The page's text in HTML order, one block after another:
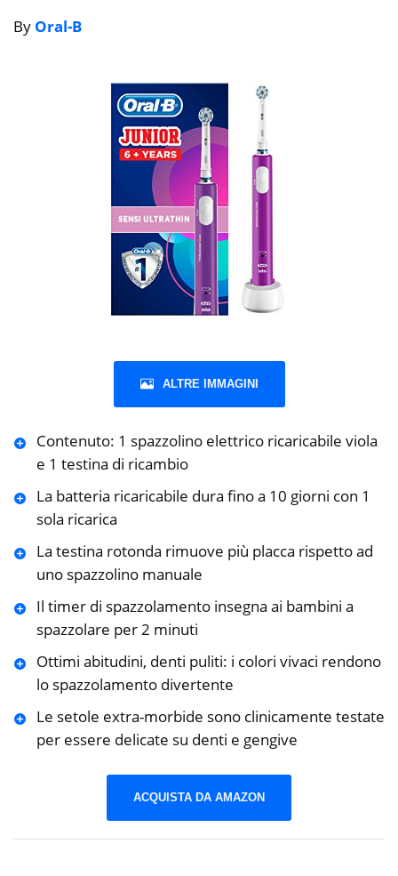
By Oral-B
ALTRE IMMAGINI
Contenuto: 1 spazzolino elettrico ricaricabile viola
e 1 testina di ricambio
La batteria ricaricabile dura fino a 10 giorni con 1
sola ricarica
La testina rotonda rimuove più placca rispetto ad
uno spazzolino manuale
Il timer di spazzolamento insegna ai bambini a
spazzolare per 2 minuti
Ottimi abitudini, denti puliti: i colori vivaci rendono
lo spazzolamento divertente
Le setole extra-morbide sono clinicamente testate
per essere delicate su denti e gengive
ACQUISTA DA AMAZON